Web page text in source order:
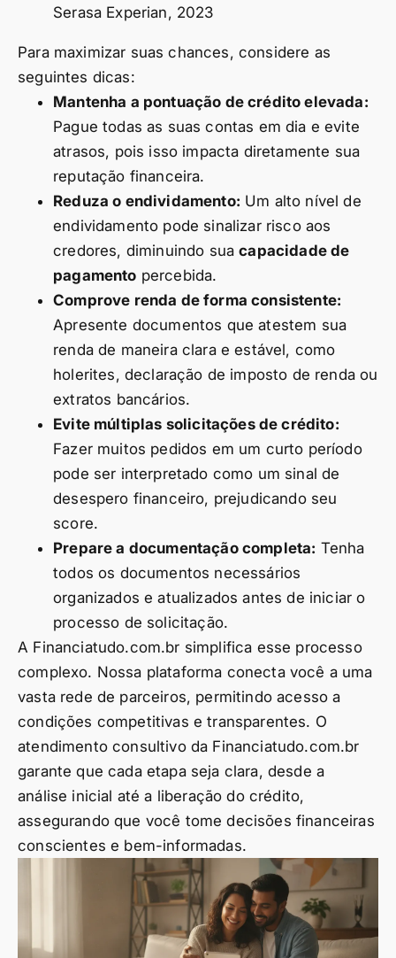
Serasa Experian, 2023
Para maximizar suas chances, considere as
seguintes dicas:
Mantenha a pontuação de crédito elevada:
Pague todas as suas contas em dia e evite
atrasos, pois isso impacta diretamente sua
reputação financeira.
Reduza o endividamento: Um alto nível de
endividamento pode sinalizar risco aos
credores, diminuindo suacapacidade de
pagamento percebida.
Comprove renda de forma consistente:
Apresente documentos que atestem sua
renda de maneira clara e estável, como
holerites, declaração de imposto de renda ou
extratos bancários.
Evite múltiplas solicitações de crédito:
Fazer muitos pedidos em um curto período
pode ser interpretado como um sinal de
desespero financeiro, prejudicando seu
score.
Prepare a documentação completa: Tenha
todos os documentos necessários
organizados e atualizados antes de iniciar o
processo de solicitação.
A Financiatudo.com.br simplifica esse processo
complexo. Nossa plataforma conecta você a uma
vasta rede de parceiros, permitindo acesso a
condições competitivas e transparentes. O
atendimento consultivo da Financiatudo.com.br
garante que cada etapa seja clara, desde a
análise inicial até a liberação do crédito,
assegurando que você tome decisões financeiras
conscientes e bem-informadas.